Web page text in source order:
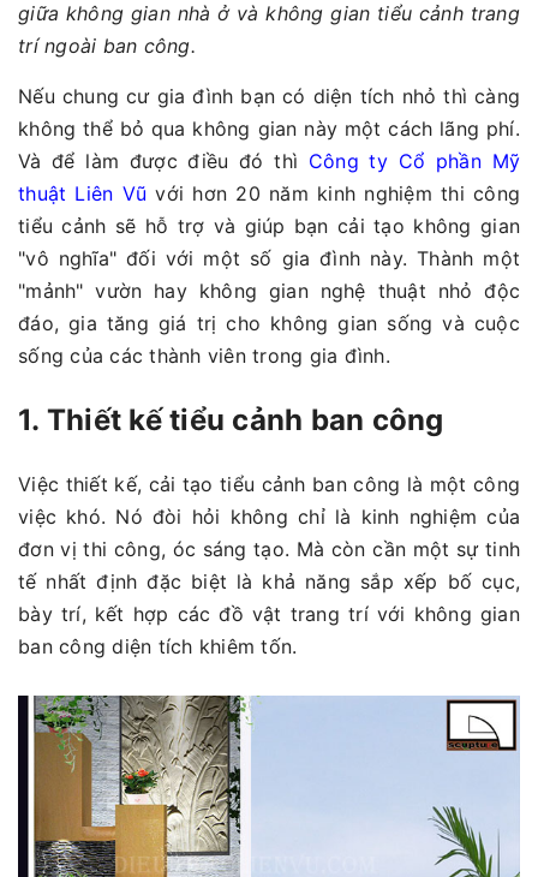
giữa không gian nhà ở và không gian tiểu cảnh trang
trí ngoài ban công.
Nếu chung cư gia đình bạn có diện tích nhỏ thì càng
không thể bỏ qua không gian này một cách lãng phí.
Và để làm được điều đó thì Công ty Cổ phần Mỹ
thuật Liên Vũvới hơn 20 năm kinh nghiệm thi công
tiểu cảnh sẽ hỗ trợ và giúp bạn cải tạo không gian
"vô nghĩa" đối với một số gia đình này. Thành một
"mảnh" vườn hay không gian nghệ thuật nhỏ độc
đáo, gia tăng giá trị cho không gian sống và cuộc
sống của các thành viên trong gia đình.
1. Thiết kế tiểu cảnh ban công
Việc thiết kế, cải tạo tiểu cảnh ban công là một công
việc khó. Nó đòi hỏi không chỉ là kinh nghiệm của
đơn vị thi công, óc sáng tạo. Mà còn cần một sự tinh
tế nhất định đặc biệt là khả năng sắp xếp bố cục,
bày trí, kết hợp các đồ vật trang trí với không gian
ban công diện tích khiêm tốn.